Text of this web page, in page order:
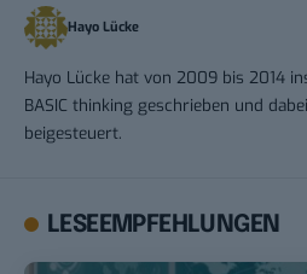
Hayo Lücke
Hayo Lücke hat von 2009 bis 2014
BASIC thinking geschrieben und
beigesteuert.
LESEEMPFEHLUNGEN